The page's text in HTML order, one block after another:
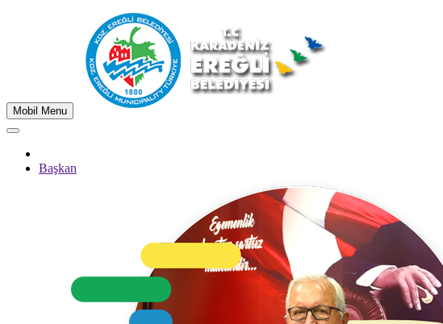
Mobil Menu
Başkan